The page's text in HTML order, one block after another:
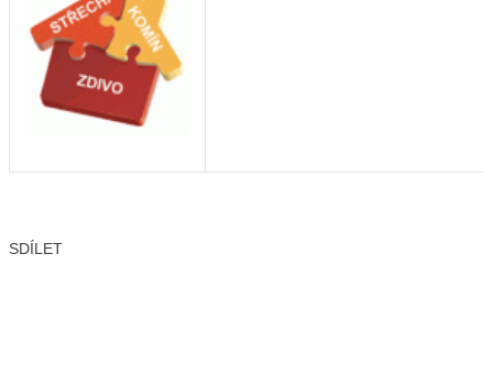
SDÍLET